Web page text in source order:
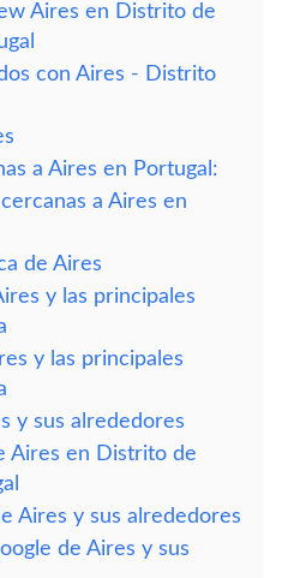
Aires en Distrito de
con Aires - Distrito
a Aires en Portugal:
a Aires en
de Aires
y las principales
y las principales
y sus alrededores
Aires en Distrito de
Aires y sus alrededores
de Aires y sus